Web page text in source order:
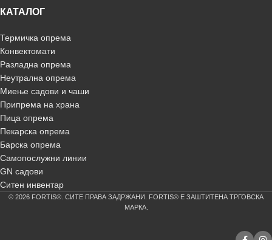
КАТАЛОГ
Термичка опрема
Конвектомати
Разладна опрема
Неутрална опрема
Миење садови и чаши
Припрема на храна
Пица опрема
Пекарска опрема
Барска опрема
Самопослужни линии
GN садови
Ситен инвентар
© 2026 FORTIS®. СИТЕ ПРАВА ЗАДРЖАНИ. FORTIS® Е ЗАШТИТЕНА ТРГОВСКА
МАРКА.